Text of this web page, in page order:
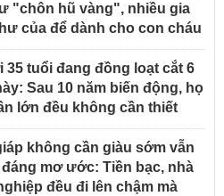
"chôn hũ vàng", nhiều gia
của để dành cho con cháu
tuổi đang đồng loạt cắt 6
Sau 10 năm biến động, họ
lớn đều không cần thiết
không cần giàu sớm vẫn
mơ ước: Tiền bạc, nhà
đều đi lên chậm mà